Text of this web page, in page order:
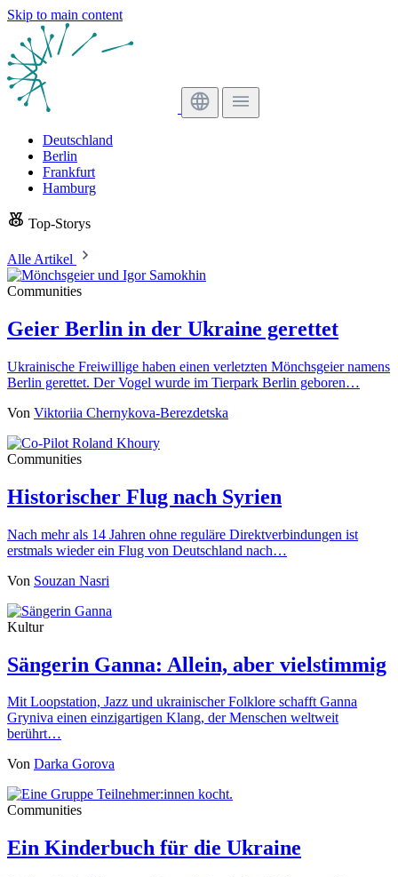
Skip to main content
Deutschland
Berlin
Frankfurt
Hamburg
Top-Storys
Alle Artikel
Communities
Geier Berlin in der Ukraine gerettet
Ukrainische Freiwillige haben einen verletzten Mönchsgeier namens
Berlin gerettet. Der Vogel wurde im Tierpark Berlin geboren…
Von Viktoriia Chernykova-Berezdetska
Communities
Historischer Flug nach Syrien
Nach mehr als 14 Jahren ohne reguläre Direktverbindungen ist
erstmals wieder ein Flug von Deutschland nach…
Von Souzan Nasri
Kultur
Sängerin Ganna: Allein, aber vielstimmig
Mit Loopstation, Jazz und ukrainischer Folklore schafft Ganna
Gryniva einen einzigartigen Klang, der Menschen weltweit
berührt…
Von Darka Gorova
Communities
Ein Kinderbuch für die Ukraine